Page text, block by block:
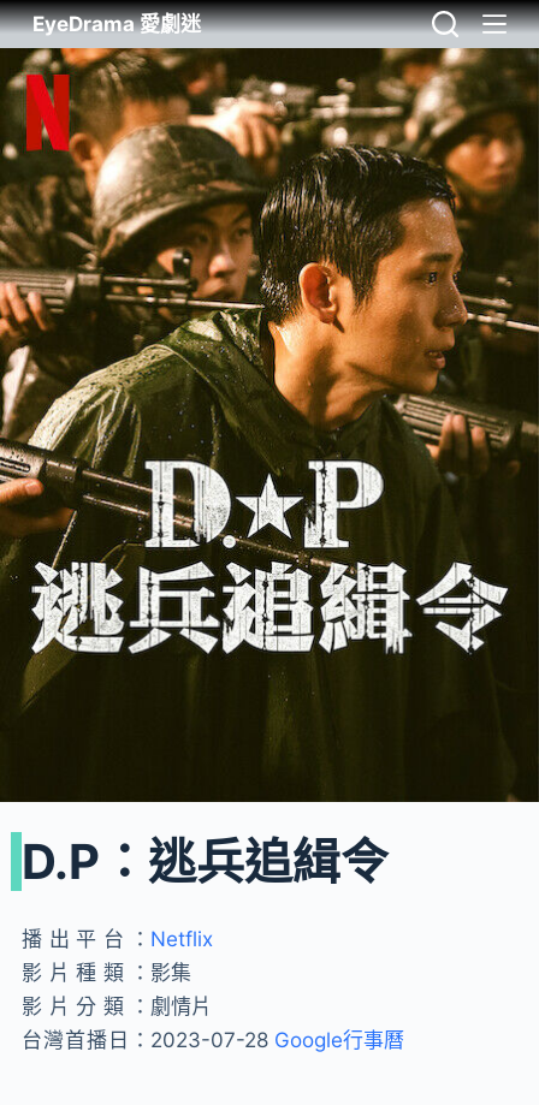
EyeDrama 愛劇迷
D.P：逃兵追緝令
播出平台： Netflix
影片種類： 影集
影片分類： 劇情片
台灣首播日： 2023-07-28 Google行事曆